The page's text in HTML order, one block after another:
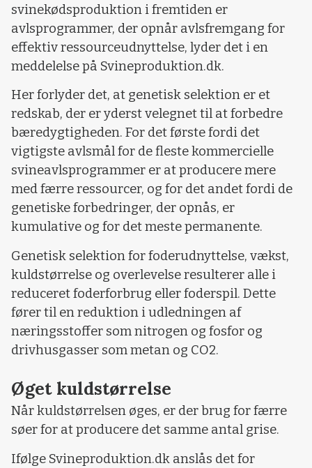
svinekødsproduktion i fremtiden er
avlsprogrammer, der opnår avlsfremgang for
effektiv ressourceudnyttelse, lyder det i en
meddelelse på Svineproduktion.dk.
Her forlyder det, at genetisk selektion er et
redskab, der er yderst velegnet til at forbedre
bæredygtigheden. For det første fordi det
vigtigste avlsmål for de fleste kommercielle
svineavlsprogrammer er at producere mere
med færre ressourcer, og for det andet fordi de
genetiske forbedringer, der opnås, er
kumulative og for det meste permanente.
Genetisk selektion for foderudnyttelse, vækst,
kuldstørrelse og overlevelse resulterer alle i
reduceret foderforbrug eller foderspil. Dette
fører til en reduktion i udledningen af
næringsstoffer som nitrogen og fosfor og
drivhusgasser som metan og CO2.
Øget kuldstørrelse
Når kuldstørrelsen øges, er der brug for færre
søer for at producere det samme antal grise.
Ifølge Svineproduktion.dk anslås det for